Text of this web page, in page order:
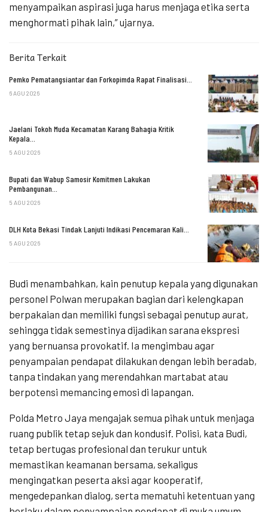
menyampaikan aspirasi juga harus menjaga etika serta
menghormati pihak lain,” ujarnya.
Berita Terkait
Pemko Pematangsiantar dan Forkopimda Rapat Finalisasi…
6 AGU 2026
Jaelani Tokoh Muda Kecamatan Karang Bahagia Kritik
Kepala…
5 AGU 2026
Bupati dan Wabup Samosir Komitmen Lakukan
Pembangunan…
5 AGU 2026
DLH Kota Bekasi Tindak Lanjuti Indikasi Pencemaran Kali…
5 AGU 2026
Budi menambahkan, kain penutup kepala yang digunakan
personel Polwan merupakan bagian dari kelengkapan
berpakaian dan memiliki fungsi sebagai penutup aurat,
sehingga tidak semestinya dijadikan sarana ekspresi
yang bernuansa provokatif. Ia mengimbau agar
penyampaian pendapat dilakukan dengan lebih beradab,
tanpa tindakan yang merendahkan martabat atau
berpotensi memancing emosi di lapangan.
Polda Metro Jaya mengajak semua pihak untuk menjaga
ruang publik tetap sejuk dan kondusif. Polisi, kata Budi,
tetap bertugas profesional dan terukur untuk
memastikan keamanan bersama, sekaligus
mengingatkan peserta aksi agar kooperatif,
mengedepankan dialog, serta mematuhi ketentuan yang